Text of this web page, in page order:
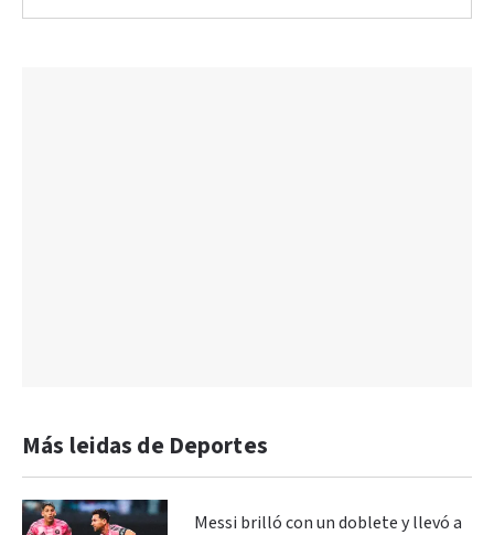
Más leidas de Deportes
Messi brilló con un doblete y llevó a